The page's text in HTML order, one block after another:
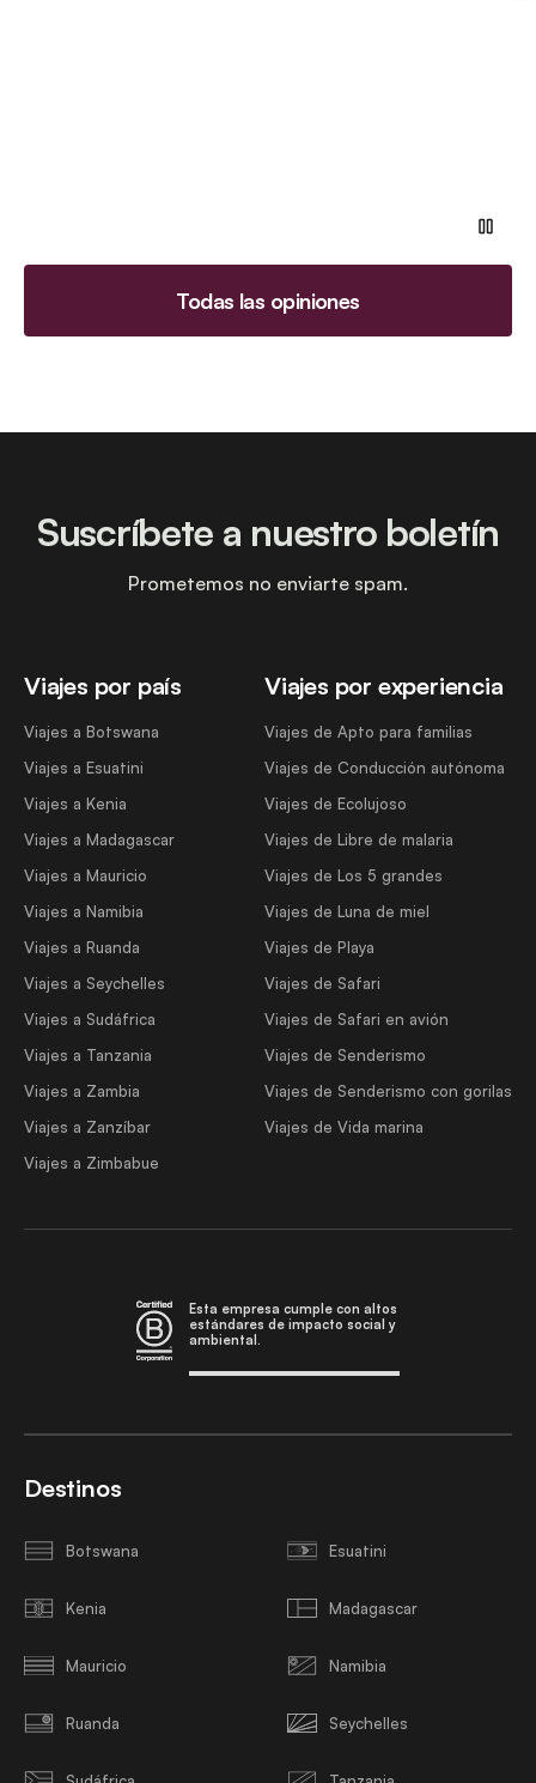
Todas las opiniones
Viajes por país
Viajes a Botswana
Viajes a Esuatini
Viajes a Kenia
Viajes a Madagascar
Viajes a Mauricio
Viajes a Namibia
Viajes a Ruanda
Viajes a Seychelles
Viajes a Sudáfrica
Viajes a Tanzania
Viajes a Zambia
Viajes a Zanzíbar
Viajes a Zimbabue
Viajes por experiencia
Viajes de Apto para familias
Viajes de Conducción autónoma
Viajes de Ecolujoso
Viajes de Libre de malaria
Viajes de Los 5 grandes
Viajes de Luna de miel
Viajes de Playa
Viajes de Safari
Viajes de Safari en avión
Viajes de Senderismo
Viajes de Senderismo con gorilas
Viajes de Vida marina
Suscríbete a nuestro boletín
Prometemos no enviarte spam.
Esta empresa cumple con altos
estándares de impacto social y
ambiental.
Destinos
Botswana Esuatini
Kenia Madagascar
Mauricio Namibia
Ruanda Seychelles